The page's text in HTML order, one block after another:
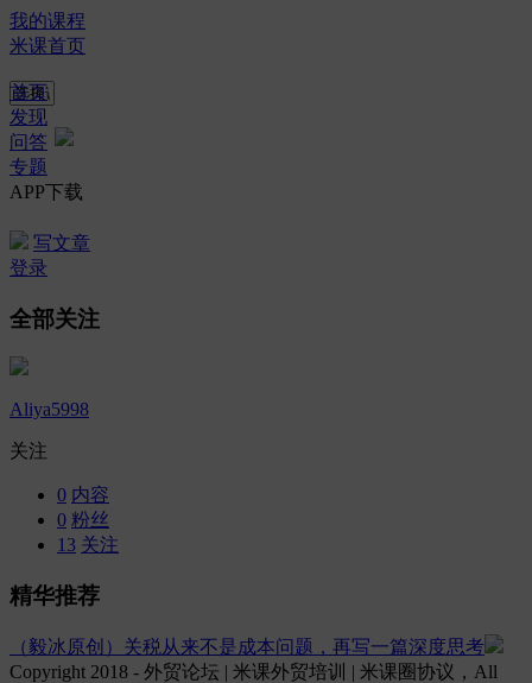
我的课程
米课首页
首页
发现
问答
专题
APP下载
写文章
登录
全部关注
Aliya5998
关注
0 内容
0 粉丝
13 关注
精华推荐
（毅冰原创）关税从来不是成本问题，再写一篇深度思考
Copyright 2018 - 外贸论坛 | 米课外贸培训 | 米课圈协议，All